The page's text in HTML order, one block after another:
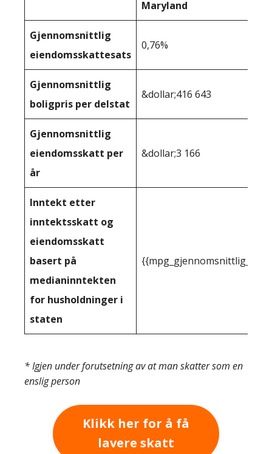
Maryland
Gjennomsnittlig
eiendomsskattesats
0,76%
Gjennomsnittlig
boligpris per delstat
&dollar;416 643
Gjennomsnittlig
eiendomsskatt per
år
&dollar;3 166
Inntekt etter
inntektsskatt og
eiendomsskatt
basert på
medianinntekten
for husholdninger i
staten
* Igjen under forutsetning av at man skatter som en
enslig person
Klikk her for å få
lavere skatt